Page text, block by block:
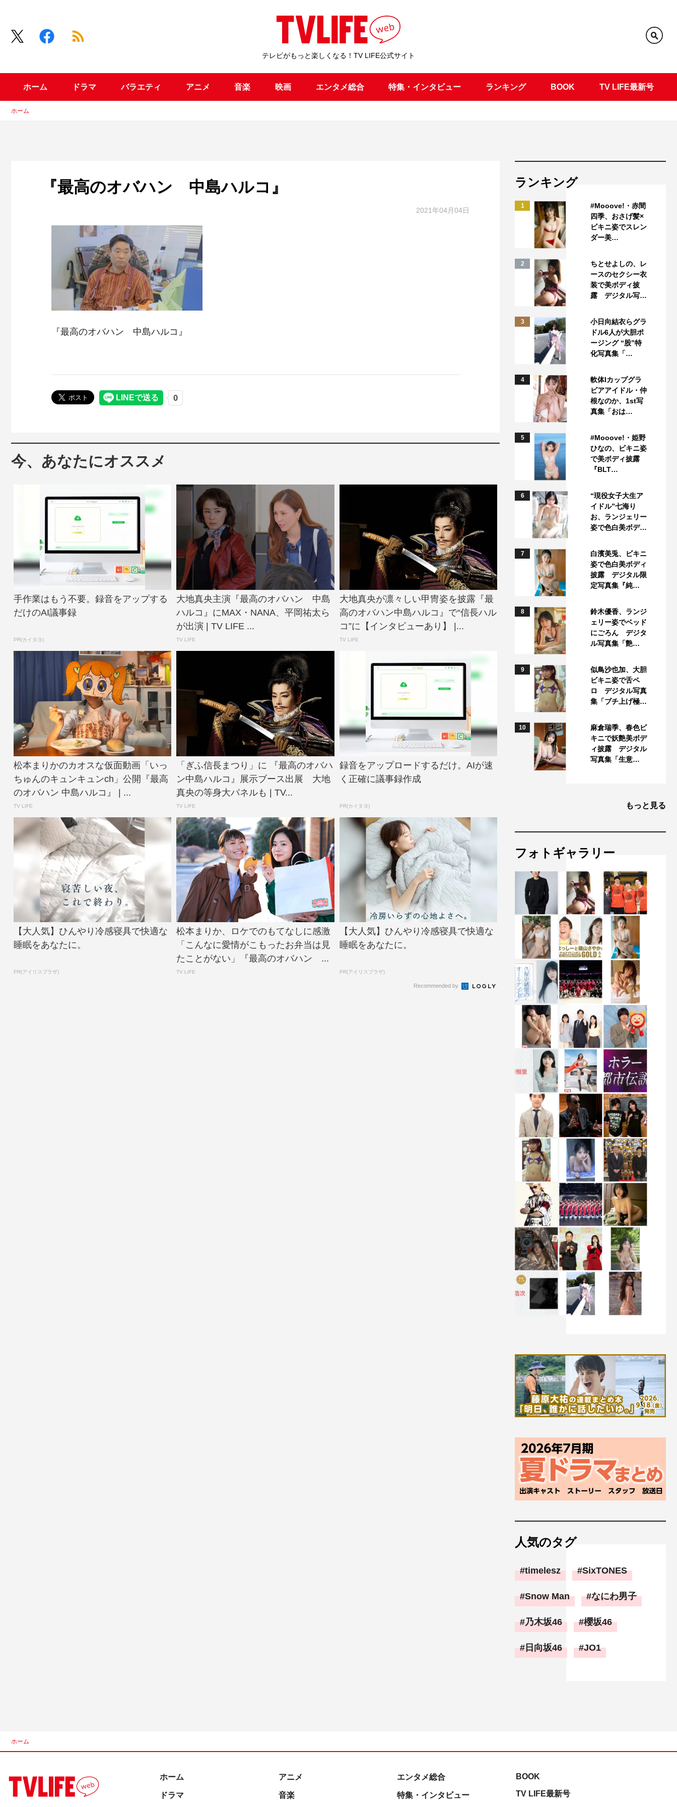
テレビがもっと楽しくなる！TV LIFE公式サイト
ホーム ドラマ バラエティ アニメ 音楽 映画 エンタメ総合 特集・インタビュー ランキング BOOK TV LIFE最新号
ホーム
『最高のオバハン 中島ハルコ』
2021年04月04日
『最高のオバハン 中島ハルコ』
今、あなたにオススメ
手作業はもう不要。録音をアップする
だけのAI議事録
PR(カイタヨ)
大地真央主演『最高のオバハン 中島
ハルコ』にMAX・NANA、平岡祐太ら
が出演 | TV LIFE ...
TV LIFE
大地真央が凛々しい甲冑姿を披露『最
高のオバハン中島ハルコ』で“信長ハル
コ”に【インタビューあり】 |...
TV LIFE
松本まりかのカオスな仮面動画「いっ
ちゅんのキュンキュンch」公開『最高
のオバハン 中島ハルコ』 | ...
TV LIFE
「ぎふ信長まつり」に 『最高のオバハ
ン中島ハルコ』展示ブース出展 大地
真央の等身大パネルも | TV...
TV LIFE
録音をアップロードするだけ。AIが速
く正確に議事録作成
PR(カイタヨ)
【大人気】ひんやり冷感寝具で快適な
睡眠をあなたに。
PR(アイリスプラザ)
松本まりか、ロケでのもてなしに感激
「こんなに愛情がこもったお弁当は見
たことがない」『最高のオバハン ...
TV LIFE
【大人気】ひんやり冷感寝具で快適な
睡眠をあなたに。
PR(アイリスプラザ)
Recommended by
ランキング
1
#Mooove!・赤間
四季、おさげ髪×
ビキニ姿でスレン
ダー美…
2
ちとせよしの、レ
ースのセクシー衣
装で美ボディ披
露 デジタル写…
3
小日向結衣らグラ
ドル6人が大胆ポ
ージング “股”特
化写真集「…
4
軟体Iカップグラ
ビアアイドル・仲
根なのか、1st写
真集「おは…
5
#Mooove!・姫野
ひなの、ビキニ姿
で美ボディ披露
『BLT…
6
“現役女子大生ア
イドル”七海り
お、ランジェリー
姿で色白美ボデ…
7
白濱美兎、ビキニ
姿で色白美ボディ
披露 デジタル限
定写真集『純…
8
鈴木優香、ランジ
ェリー姿でベッド
にごろん デジタ
ル写真集「艶…
9
似鳥沙也加、大胆
ビキニ姿で舌ペ
ロ デジタル写真
集「ブチ上げ極…
10
麻倉瑞季、春色ビ
キニで妖艶美ボデ
ィ披露 デジタル
写真集「生意…
もっと見る
フォトギャラリー
人気のタグ
timelesz SixTONES
Snow Man なにわ男子
乃木坂46 櫻坂46
日向坂46 JO1
ホーム
ホーム
ドラマ
アニメ
音楽
エンタメ総合
特集・インタビュー
BOOK
TV LIFE最新号